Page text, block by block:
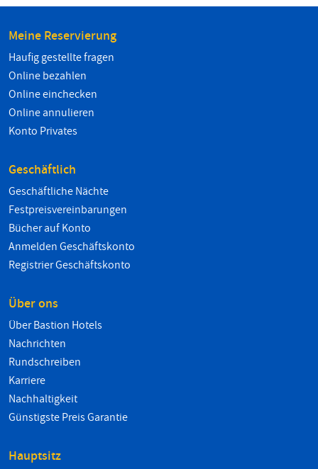
Meine Reservierung
Haufig gestellte fragen
Online bezahlen
Online einchecken
Online annulieren
Konto Privates
Geschäftlich
Geschäftliche Nächte
Festpreisvereinbarungen
Bücher auf Konto
Anmelden Geschäftskonto
Registrier Geschäftskonto
Über ons
Über Bastion Hotels
Nachrichten
Rundschreiben
Karriere
Nachhaltigkeit
Günstigste Preis Garantie
Hauptsitz